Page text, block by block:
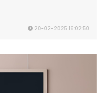
20-02-2025 16:02:50